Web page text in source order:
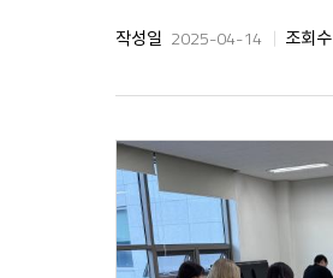
작성일 2025-04-14 조회수